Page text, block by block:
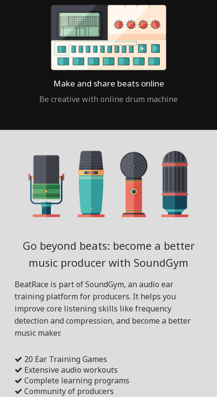
Make and share beats online
Be creative with online drum machine
Go beyond beats: become a better
music producer with SoundGym
BeatRace is part of SoundGym, an audio ear
training platform for producers. It helps you
improve core listening skills like frequency
detection and compression, and become a better
music maker.
20 Ear Training Games
Extensive audio workouts
Complete learning programs
Community of producers